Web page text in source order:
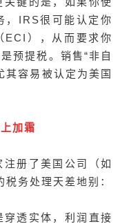
，IRS很可能认定你
ECI），从而要求你
预提税。销售“非自
其容易被认定为美国
加霜
册了美国公司（如
务处理天差地别：
穿透实体，利润直接